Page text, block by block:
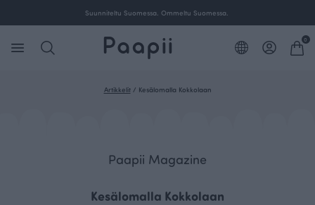
Ilmainen toimitus yli 100 € tilauksille Suomessa.
0
Artikkelit/ Kesälomalla Kokkolaan
Paapii Magazine
Kesälomalla Kokkolaan